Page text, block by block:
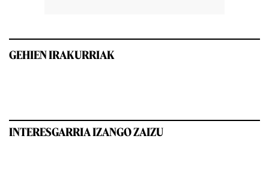
GEHIEN IRAKURRIAK
INTERESGARRIA IZANGO ZAIZU